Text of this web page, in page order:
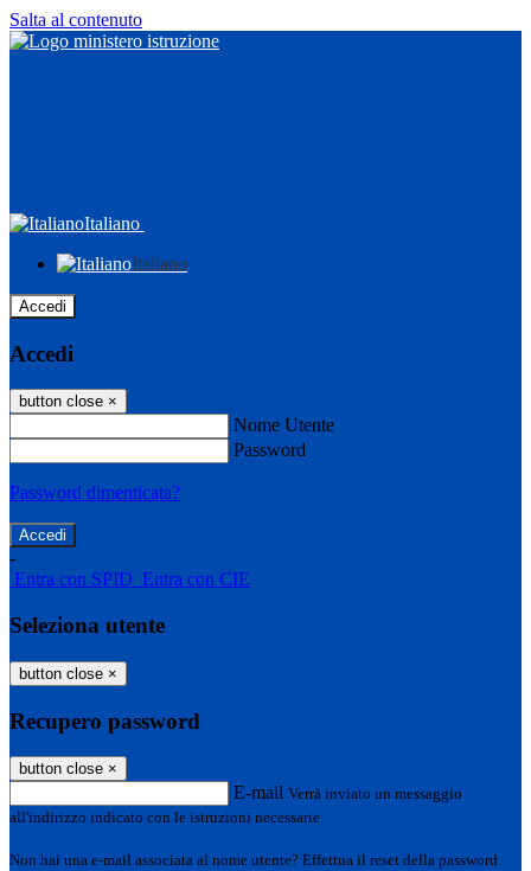
Salta al contenuto
Italiano
Italiano
Accedi
Accedi
button close ×
Nome Utente
Password
Password dimenticata?
-
Entra con SPID Entra con CIE
Seleziona utente
button close ×
Recupero password
button close ×
E-mail Verrà inviato un messaggio
all'indirizzo indicato con le istruzioni necessarie.
Non hai una e-mail associata al nome utente? Effettua il reset della password